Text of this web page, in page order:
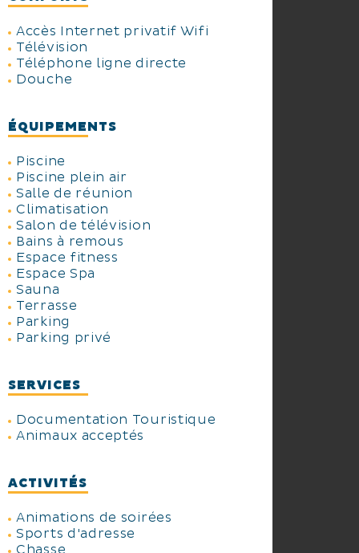
Accès Internet privatif Wifi
Télévision
Téléphone ligne directe
Douche
ÉQUIPEMENTS
Piscine
Piscine plein air
Salle de réunion
Climatisation
Salon de télévision
Bains à remous
Espace fitness
Espace Spa
Sauna
Terrasse
Parking
Parking privé
SERVICES
Documentation Touristique
Animaux acceptés
ACTIVITÉS
Animations de soirées
Sports d'adresse
Chasse